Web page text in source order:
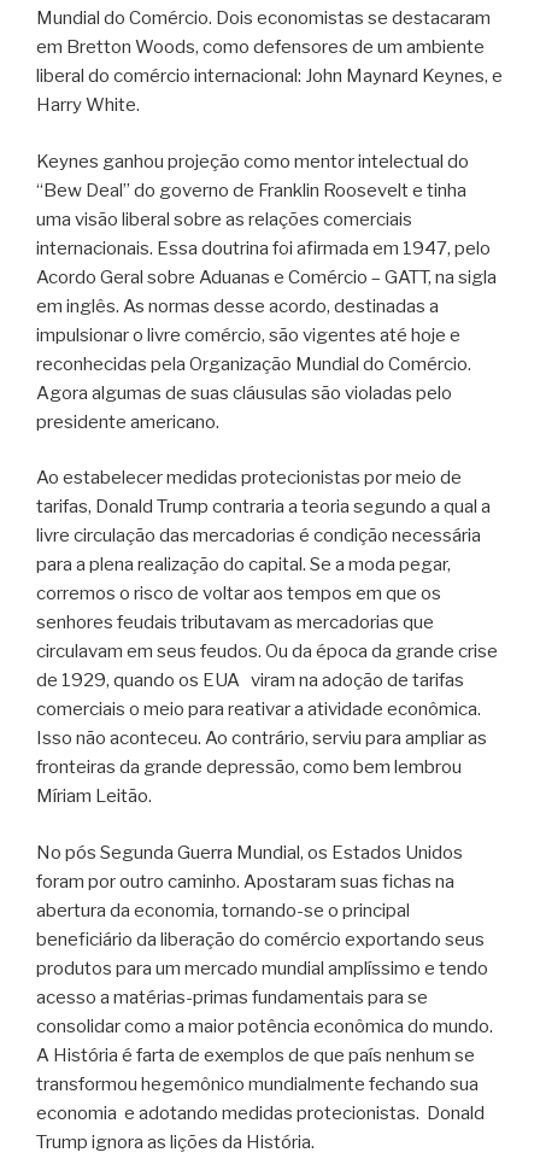
Mundial do Comércio. Dois economistas se destacaram
em Bretton Woods, como defensores de um ambiente
liberal do comércio internacional: John Maynard Keynes, e
Harry White.
Keynes ganhou projeção como mentor intelectual do
“Bew Deal” do governo de Franklin Roosevelt e tinha
uma visão liberal sobre as relações comerciais
internacionais. Essa doutrina foi afirmada em 1947, pelo
Acordo Geral sobre Aduanas e Comércio – GATT, na sigla
em inglês. As normas desse acordo, destinadas a
impulsionar o livre comércio, são vigentes até hoje e
reconhecidas pela Organização Mundial do Comércio.
Agora algumas de suas cláusulas são violadas pelo
presidente americano.
Ao estabelecer medidas protecionistas por meio de
tarifas, Donald Trump contraria a teoria segundo a qual a
livre circulação das mercadorias é condição necessária
para a plena realização do capital. Se a moda pegar,
corremos o risco de voltar aos tempos em que os
senhores feudais tributavam as mercadorias que
circulavam em seus feudos. Ou da época da grande crise
de 1929, quando os EUA viram na adoção de tarifas
comerciais o meio para reativar a atividade econômica.
Isso não aconteceu. Ao contrário, serviu para ampliar as
fronteiras da grande depressão, como bem lembrou
Míriam Leitão.
No pós Segunda Guerra Mundial, os Estados Unidos
foram por outro caminho. Apostaram suas fichas na
abertura da economia, tornando-se o principal
beneficiário da liberação do comércio exportando seus
produtos para um mercado mundial amplíssimo e tendo
acesso a matérias-primas fundamentais para se
consolidar como a maior potência econômica do mundo.
A História é farta de exemplos de que país nenhum se
transformou hegemônico mundialmente fechando sua
economia e adotando medidas protecionistas. Donald
Trump ignora as lições da História.